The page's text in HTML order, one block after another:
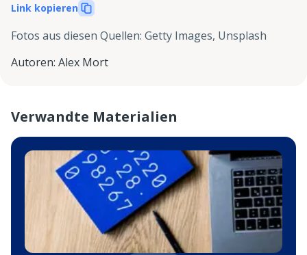
Link kopieren
Fotos aus diesen Quellen: Getty Images, Unsplash
Autoren: Alex Mort
Verwandte Materialien